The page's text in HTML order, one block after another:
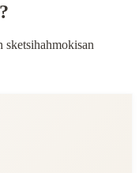
?
sketsihahmokisan